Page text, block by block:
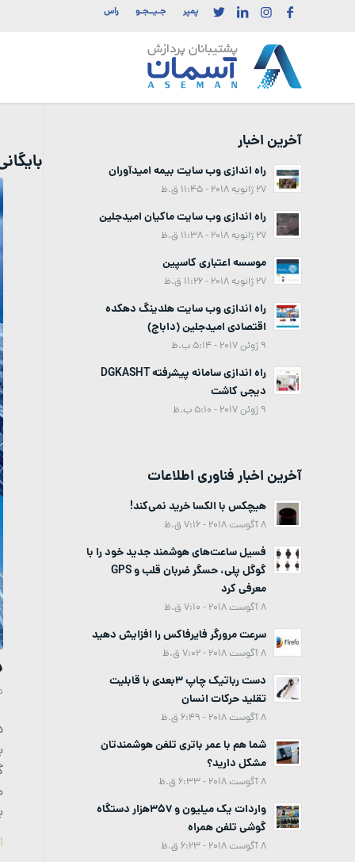
پمپر جـیــجـو راس
آخرین اخبار
راه اندازی وب سایت بیمه امیدآوران
27 ژانویه 2018 - 11:45 ق.ظ
راه اندازی وب سایت ماکیان امیدجلین
27 ژانویه 2018 - 11:38 ق.ظ
موسسه اعتباری کاسپین
27 ژانویه 2018 - 11:26 ق.ظ
راه اندازی وب سایت هلدینگ دهکده
اقتصادی امیدجلین (داباج)
9 ژوئن 2017 - 5:14 ب.ظ
راه اندازی سامانه پیشرفته DGKASHT
دیجی کاشت
9 ژوئن 2017 - 5:10 ب.ظ
آخرین اخبار فناوری اطلاعات
هیچکس با الکسا خرید نمی‌کند!
8 آگوست 2018 - 7:16 ق.ظ
فسیل ساعت‌های هوشمند جدید خود را با
گوگل پلی، حسگر ضربان قلب و GPS
معرفی کرد
8 آگوست 2018 - 7:10 ق.ظ
سرعت مرورگر فایرفاکس را افزایش دهید
8 آگوست 2018 - 7:02 ق.ظ
دست رباتیک چاپ 3بعدی با قابلیت
تقلید حرکات انسان
8 آگوست 2018 - 6:49 ق.ظ
شما هم با عمر باتری تلفن هوشمندتان
مشکل دارید؟
8 آگوست 2018 - 6:33 ق.ظ
واردات یک میلیون و 357هزار دستگاه
گوشی تلفن همراه
8 آگوست 2018 - 6:23 ق.ظ